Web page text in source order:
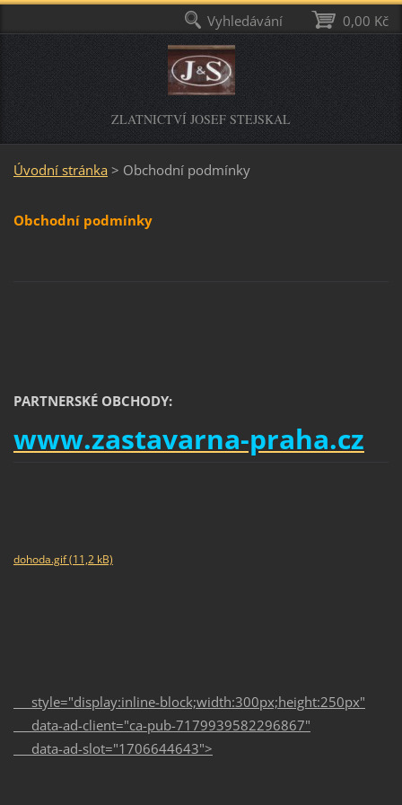
ZLATNICTVÍ JOSEF STEJSKAL
Úvodní stránka > Obchodní podmínky
Obchodní podmínky
PARTNERSKÉ OBCHODY:
www.zastavarna-praha.cz
dohoda.gif (11,2 kB)
style="display:inline-block;width:300px;height:250px"
data-ad-client="ca-pub-7179939582296867"
data-ad-slot="1706644643">
0,00 Kč
Vyhledávání